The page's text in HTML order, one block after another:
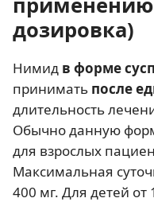
дозировка)
Нимид в форме
принимать после
длительность
Обычно данную
для взрослых
Максимальная
400 мг. Для детей от